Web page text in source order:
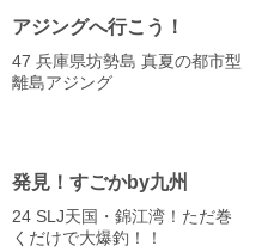
アジングへ行こう！
47 兵庫県坊勢島 真夏の都市型
離島アジング
発見！すごかby九州
24 SLJ天国・錦江湾！ただ巻
くだけで大爆釣！！